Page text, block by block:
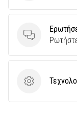
Ερωτήσεις
Τεχνολογία